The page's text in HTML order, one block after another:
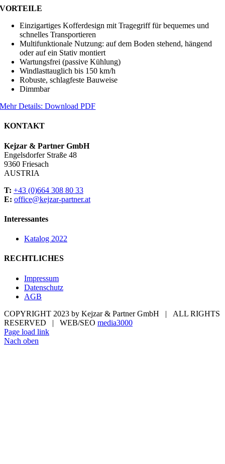
VORTEILE
Einzigartiges Kofferdesign mit Tragegriff für bequemes und
schnelles Transportieren
Multifunktionale Nutzung: auf dem Boden stehend, hängend
oder auf ein Stativ montiert
Wartungsfrei (passive Kühlung)
Windlasttauglich bis 150 km/h
Robuste, schlagfeste Bauweise
Dimmbar
Mehr Details: Download PDF
KONTAKT
Kejzar & Partner GmbH
Engelsdorfer Straße 48
9360 Friesach
AUSTRIA
T: +43 (0)664 308 80 33
E: office@kejzar-partner.at
Interessantes
Katalog 2022
RECHTLICHES
Impressum
Datenschutz
AGB
COPYRIGHT 2023 by Kejzar & Partner GmbH | ALL RIGHTS
RESERVED | WEB/SEO media3000
Page load link
Nach oben